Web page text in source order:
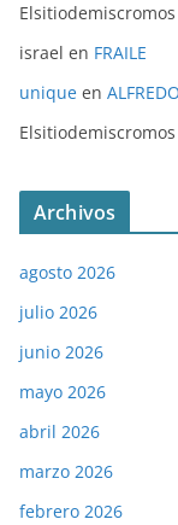
Elsitiodemiscromos
israel en FRAILE
unique en
Elsitiodemiscromos
Archivos
agosto 2026
julio 2026
junio 2026
mayo 2026
abril 2026
marzo 2026
febrero 2026